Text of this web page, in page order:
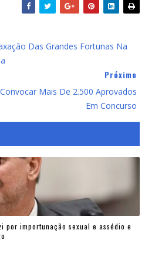
Das Grandes Fortunas Na
Próximo
Mais De 2.500 Aprovados
Em Concurso
por importunação sexual e assédio e